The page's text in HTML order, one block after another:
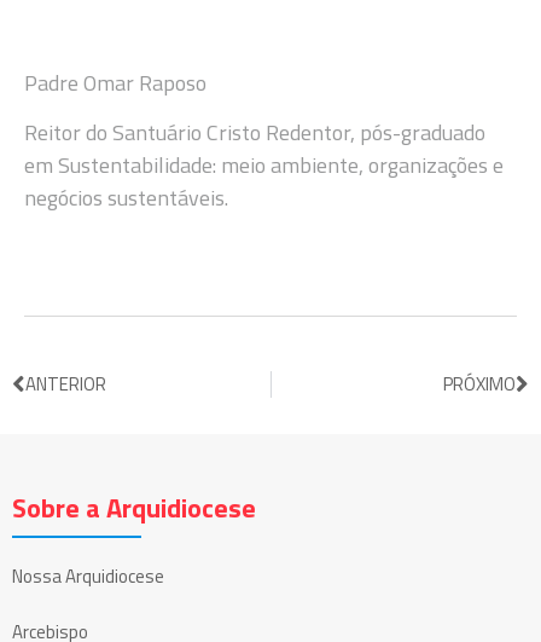
Padre Omar Raposo
Reitor do Santuário Cristo Redentor, pós-graduado
em Sustentabilidade: meio ambiente, organizações e
negócios sustentáveis.
ANTERIOR PRÓXIMO
Sobre a Arquidiocese
Nossa Arquidiocese
Arcebispo